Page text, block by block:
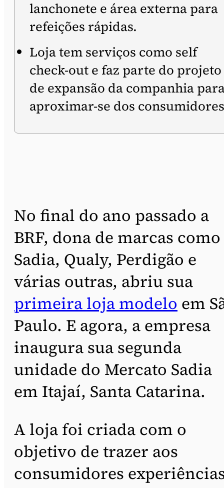
lanchonete e área externa para
refeições rápidas.
Loja tem serviços como self
check-out e faz parte do projeto
de expansão da companhia
aproximar-se dos
No final do ano passado a
BRF, dona de marcas como
Sadia, Qualy, Perdigão e
várias outras, abriu sua
primeira loja modelo em
Paulo. E agora, a empresa
inaugura sua segunda
unidade do Mercato Sadia
em Itajaí, Santa Catarina.
A loja foi criada com o
objetivo de trazer aos
consumidores